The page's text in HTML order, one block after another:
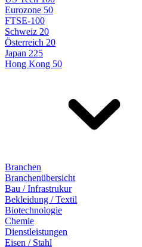
Eurozone 50
FTSE-100
Schweiz 20
Österreich 20
Japan 225
Hong Kong 50
Branchen
Branchenübersicht
Bau / Infrastrukur
Bekleidung / Textil
Biotechnologie
Chemie
Dienstleistungen
Eisen / Stahl